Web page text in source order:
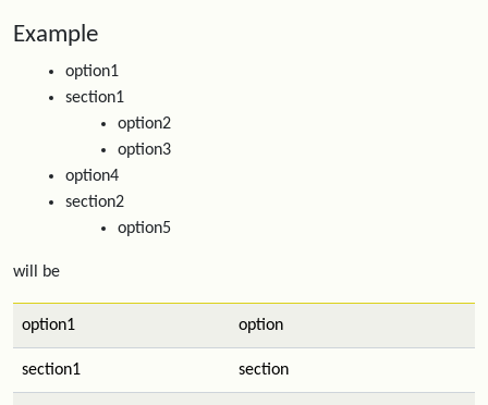
Example
option1
section1
option2
option3
option4
section2
option5
will be
option1 option
section1 section